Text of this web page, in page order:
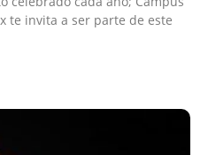
te invita a ser parte de este